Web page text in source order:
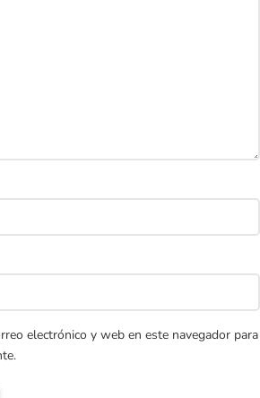
electrónico y web en este navegador para